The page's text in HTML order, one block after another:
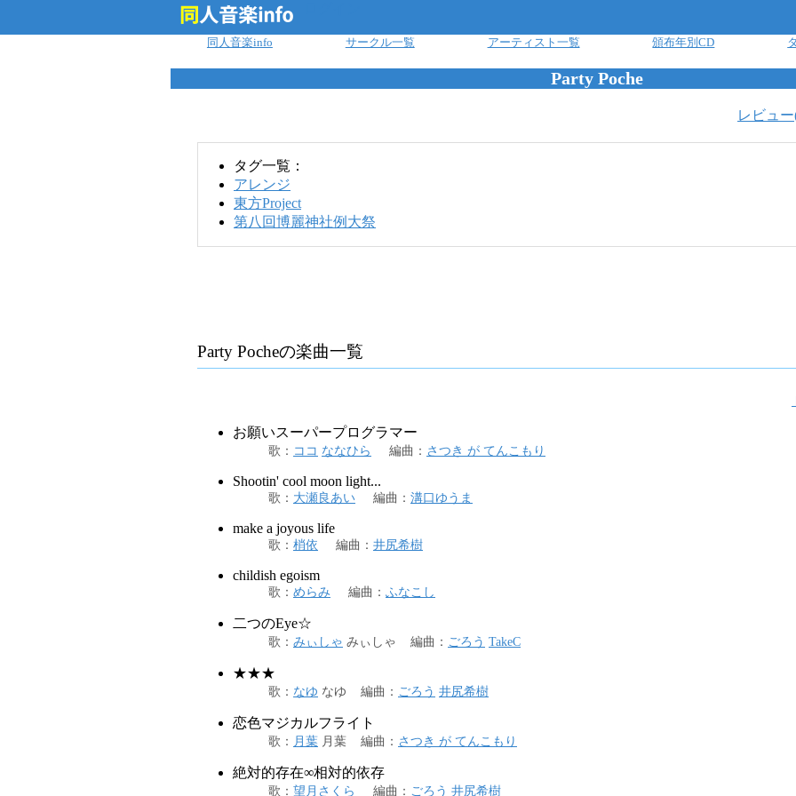
同人音楽info サークル一覧 アーティスト一覧 頒布年別CD
Party Poche
レビュ
タグ一覧：
アレンジ
東方Project
第八回博麗神社例大祭
Party Pocheの楽曲一覧
お願いスーパープログラマー
歌 ： ココ ななひら 編曲 ： さつき が てんこもり
Shootin' cool moon light...
歌 ： 大瀬良あい 編曲 ： 溝口ゆうま
make a joyous life
歌 ： 梢依 編曲 ： 井尻希樹
childish egoism
歌 ： めらみ 編曲 ： ふなこし
二つのEye☆
歌 ： みぃしゃ みぃしゃ 編曲 ： ごろう TakeC
★★★
歌 ： なゆ なゆ 編曲 ： ごろう 井尻希樹
恋色マジカルフライト
歌 ： 月葉 月葉 編曲 ： さつき が てんこもり
絶対的存在∞相対的依存
歌 ： 望月さくら 編曲 ： ごろう 井尻希樹